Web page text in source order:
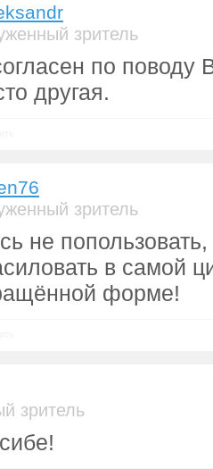
зритель
по поводу
другая.
зритель
не
в самой
форме!
зритель